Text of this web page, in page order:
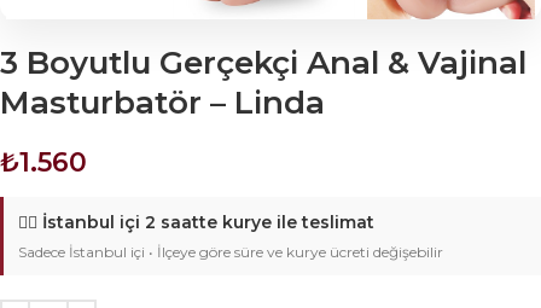
3 Boyutlu Gerçekçi Anal & Vajinal
Masturbatör – Linda
₺1.560
🚴‍♂️ İstanbul içi 2 saatte kurye ile teslimat
Sadece İstanbul içi • İlçeye göre süre ve kurye ücreti değişebilir